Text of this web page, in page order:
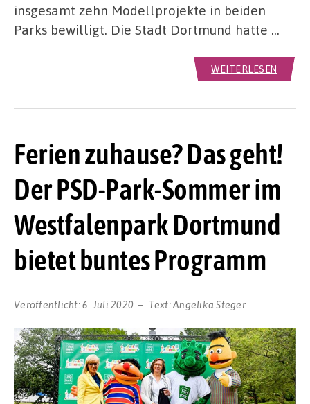
insgesamt zehn Modellprojekte in beiden
Parks bewilligt. Die Stadt Dortmund hatte …
WEITERLESEN
Ferien zuhause? Das geht!
Der PSD-Park-Sommer im
Westfalenpark Dortmund
bietet buntes Programm
Veröffentlicht:6. Juli 2020 Text:Angelika Steger